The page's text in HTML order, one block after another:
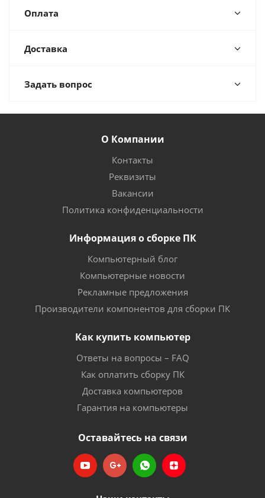
Оплата
Доставка
Задать вопрос
О Компании
Контакты
Реквизиты
Вакансии
Политика конфиденциальности
Информация о сборке ПК
Компьютерный блог
Компьютерные новости
Рекламные предложения
Производители компонентов для сборки ПК
Как купить компьютер
Ответы на вопросы – FAQ
Как оплатить сборку ПК
Доставка компьютеров
Гарантия на компьютеры
Оставайтесь на связи